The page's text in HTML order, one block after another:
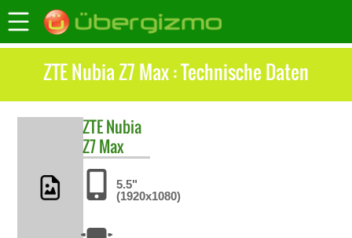
ZTE Nubia Z7 Max : Technische Daten
ZTENubia
Z7 Max
5.5"
(1920x1080)